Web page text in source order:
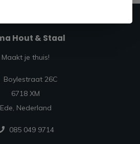
Hout & Staal
Maakt je thuis!
Boylestraat 26C
6718 XM
Ede, Nederland
085 049 9714